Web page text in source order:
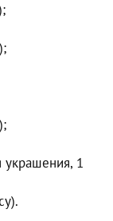
украшения, 1